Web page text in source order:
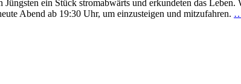
ein Stück stromabwärts und erkundeten das Leben.
Abend ab 19:30 Uhr, um einzusteigen und mitzufahren.